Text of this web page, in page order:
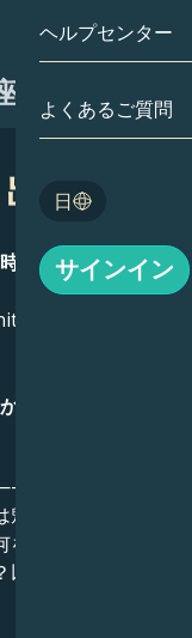
獅子座
乙女座
射手座
タロット
エンジェルナ
ヘルプセンター
よくあるご質問
日
English
サインイン
生図
に、どこで生ま
States 13 5月
？
政治家、発明
力的なハリウッ
語っているか知
下の詳細な出生